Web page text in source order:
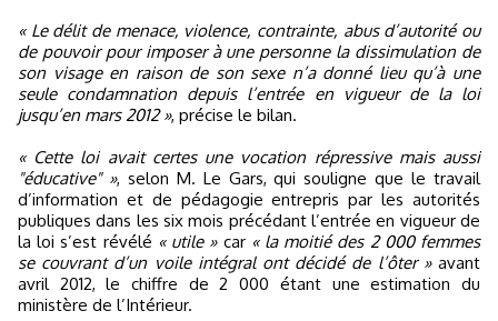
« Le délit de menace, violence, contrainte, abus d’autorité ou
de pouvoir pour imposer à une personne la dissimulation de
son visage en raison de son sexe n’a donné lieu qu’à une
seule condamnation depuis l’entrée en vigueur de la loi
jusqu’en mars 2012 », précise le bilan.
« Cette loi avait certes une vocation répressive mais aussi
"éducative" », selon M. Le Gars, qui souligne que le travail
d’information et de pédagogie entrepris par les autorités
publiques dans les six mois précédant l’entrée en vigueur de
la loi s’est révélé « utile »car « la moitié des 2 000 femmes
se couvrant d’un voile intégral ont décidé de l’ôter »avant
avril 2012, le chiffre de 2 000 étant une estimation du
ministère de l’Intérieur.